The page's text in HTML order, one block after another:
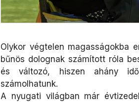
Olykor végtelen magasságokba
bűnös dolognak számított róla
és változó, hiszen ahány
számolhatunk.
A nyugati világban már